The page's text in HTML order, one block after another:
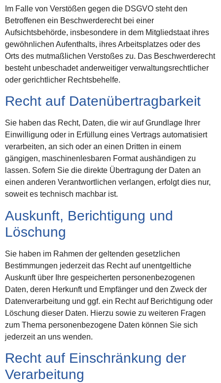
Im Falle von Verstößen gegen die DSGVO steht den
Betroffenen ein Beschwerderecht bei einer
Aufsichtsbehörde, insbesondere in dem Mitgliedstaat ihres
gewöhnlichen Aufenthalts, ihres Arbeitsplatzes oder des
Orts des mutmaßlichen Verstoßes zu. Das Beschwerderecht
besteht unbeschadet anderweitiger verwaltungsrechtlicher
oder gerichtlicher Rechtsbehelfe.
Recht auf Daten­übertrag­barkeit
Sie haben das Recht, Daten, die wir auf Grundlage Ihrer
Einwilligung oder in Erfüllung eines Vertrags automatisiert
verarbeiten, an sich oder an einen Dritten in einem
gängigen, maschinenlesbaren Format aushändigen zu
lassen. Sofern Sie die direkte Übertragung der Daten an
einen anderen Verantwortlichen verlangen, erfolgt dies nur,
soweit es technisch machbar ist.
Auskunft, Berichtigung und
Löschung
Sie haben im Rahmen der geltenden gesetzlichen
Bestimmungen jederzeit das Recht auf unentgeltliche
Auskunft über Ihre gespeicherten personenbezogenen
Daten, deren Herkunft und Empfänger und den Zweck der
Datenverarbeitung und ggf. ein Recht auf Berichtigung oder
Löschung dieser Daten. Hierzu sowie zu weiteren Fragen
zum Thema personenbezogene Daten können Sie sich
jederzeit an uns wenden.
Recht auf Einschränkung der
Verarbeitung